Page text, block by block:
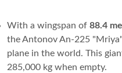
With a wingspan of 88.4
the Antonov An-225
plane in the world. This
285,000 kg when empty.